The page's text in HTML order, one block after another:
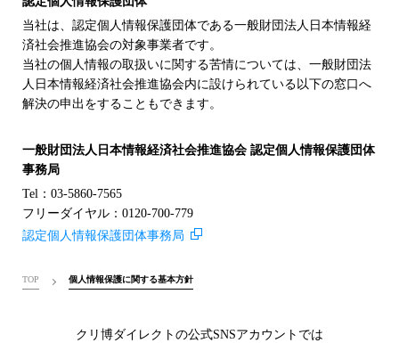
当社は、認定個人情報保護団体である一般財団法人日本情報経
済社会推進協会の対象事業者です。
当社の個人情報の取扱いに関する苦情については、一般財団法
人日本情報経済社会推進協会内に設けられている以下の窓口へ
解決の申出をすることもできます。
一般財団法人日本情報経済社会推進協会 認定個人情報保護団体
事務局
Tel：03-5860-7565
フリーダイヤル：0120-700-779
認定個人情報保護団体事務局
TOP 個人情報保護に関する基本方針
クリ博ダイレクトの公式SNSアカウントでは